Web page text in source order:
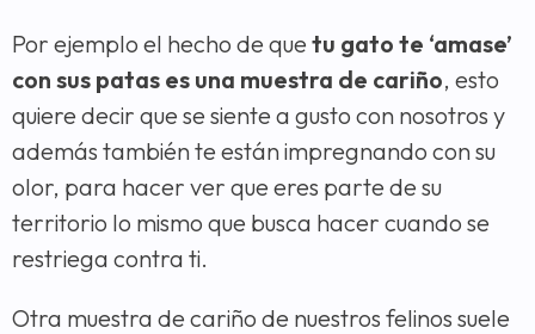
Por ejemplo el hecho de que tu gato te ‘amase’
con sus patas es una muestra de cariño, esto
quiere decir que se siente a gusto con nosotros y
además también te están impregnando con su
olor, para hacer ver que eres parte de su
territorio lo mismo que busca hacer cuando se
restriega contra ti.
Otra muestra de cariño de nuestros felinos suele